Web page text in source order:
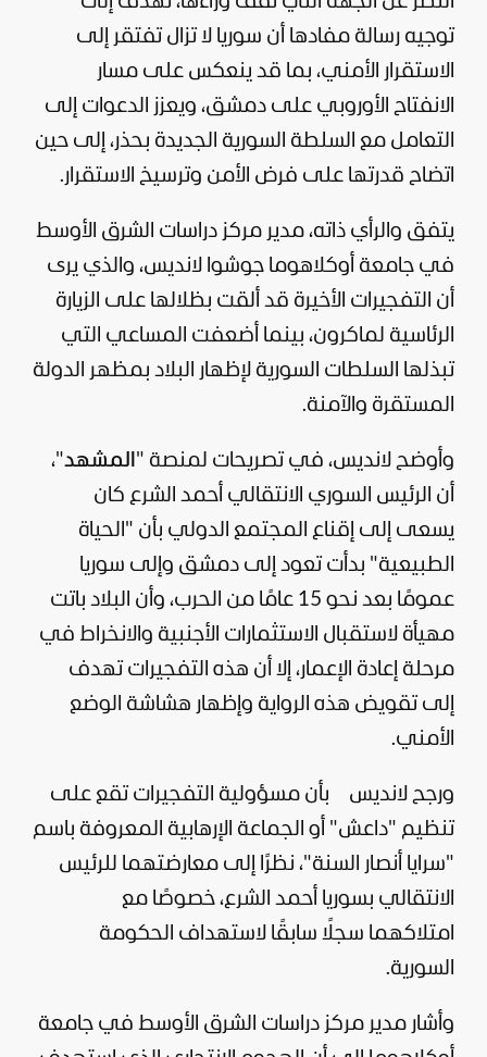
توجيه رسالة مفادها أن سوريا لا تزال تفتقر إلى
الاستقرار الأمني، بما قد ينعكس على مسار
الانفتاح الأوروبي على دمشق، ويعزز الدعوات إلى
التعامل مع السلطة السورية الجديدة بحذر، إلى حين
اتضاح قدرتها على فرض الأمن وترسيخ الاستقرار.
يتفق والرأي ذاته، مدير مركز دراسات الشرق الأوسط
في جامعة أوكلاهوما جوشوا لانديس، والذي يرى
أن التفجيرات الأخيرة قد ألقت بظلالها على الزيارة
الرئاسية لماكرون، بينما أضعفت المساعي التي
تبذلها السلطات السورية لإظهار البلاد بمظهر الدولة
المستقرة والآمنة.
وأوضح لانديس، في تصريحات لمنصة " المشهد"،
أن الرئيس السوري الانتقالي أحمد الشرع كان
يسعى إلى إقناع المجتمع الدولي بأن "الحياة
الطبيعية" بدأت تعود إلى دمشق وإلى سوريا
عمومًا بعد نحو 15 عامًا من الحرب، وأن البلاد باتت
مهيأة لاستقبال الاستثمارات الأجنبية والانخراط في
مرحلة إعادة الإعمار، إلا أن هذه التفجيرات تهدف
إلى تقويض هذه الرواية وإظهار هشاشة الوضع
الأمني.
ورجح لانديس بأن مسؤولية التفجيرات تقع على
تنظيم "داعش" أو الجماعة الإرهابية المعروفة باسم
"سرايا أنصار السنة"، نظرًا إلى معارضتهما للرئيس
الانتقالي بسوريا أحمد الشرع، خصوصًا مع
امتلاكهما سجلًا سابقًا لاستهداف الحكومة
السورية.
وأشار مدير مركز دراسات الشرق الأوسط في جامعة